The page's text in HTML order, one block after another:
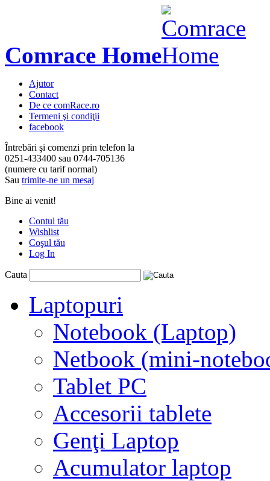
Comrace Home
Ajutor
Contact
De ce comRace.ro
Termeni şi condiţii
facebook
Întrebări şi comenzi prin telefon la
0251-433400 sau 0744-705136
(numere cu tarif normal)
Sau trimite-ne un mesaj
Bine ai venit!
Contul tău
Wishlist
Coşul tău
Log In
Cauta
Laptopuri
Notebook (Laptop)
Netbook (mini-
Tablet PC
Accesorii tablete
Genţi Laptop
Acumulator laptop